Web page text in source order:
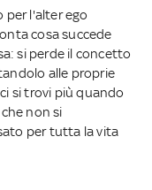
per l'alter ego
cosa succede
si perde il concetto
alle proprie
si trovi più quando
non si
per tutta la vita